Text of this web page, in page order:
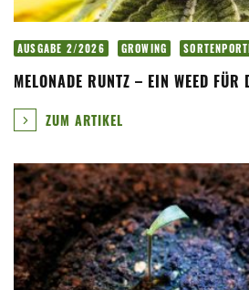
AUSGABE 2/2026 GROWING
MELONADE RUNTZ – EIN WEED FÜR
ZUM ARTIKEL